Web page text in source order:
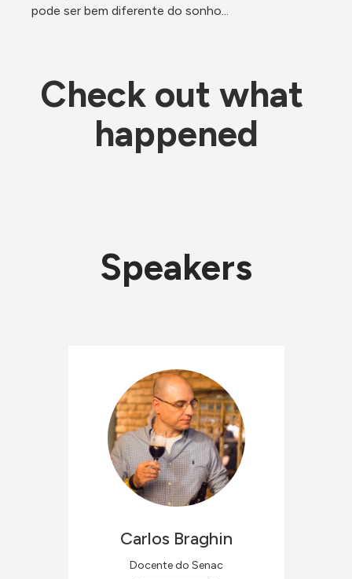
pode ser bem diferente do sonho...
Check out what
happened
Speakers
Carlos Braghin
Docente do Senac